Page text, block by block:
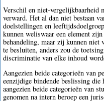
Verschil en niet-vergelijkbaarheid
verward. Het al dan niet bestaan
doelstellingen en
kunnen weliswaar een element
behandeling, maar zij kunnen niet
te besluiten, anders zou de
discriminatie van elke inhoud
Aangezien beide categorieën van
eenzijdige bindende beslissing
aangezien beide categorieën van
genomen na intern beroep een